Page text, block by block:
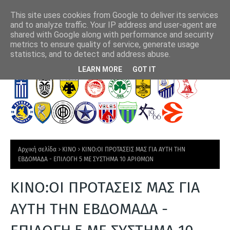
Ε
Υ
Τ
Ι
Α
Ε
της "Στη κούρσα απόκτησης του Αριάγκα η ΑΕΚ"
Αρχική σελίδα ΚΙΝΟ
ΚΙΝΟ:ΟΙ ΠΡΟΤΑΣΕΙΣ ΜΑΣ ΓΙΑ ΑΥΤΗ ΤΗΝ
ΕΒΔΟΜΑΔΑ - ΕΠΙΛΟΓΗ 5 ΜΕ ΣΥΣΤΗΜΑ 10 ΑΡΙΘΜΩΝ
ΚΙΝΟ:ΟΙ ΠΡΟΤΑΣΕΙΣ ΜΑΣ ΓΙΑ
ΑΥΤΗ ΤΗΝ ΕΒΔΟΜΑΔΑ -
This site uses cookies from Google to deliver its services
and to analyze traffic. Your IP address and user-agent are
shared with Google along with performance and security
metrics to ensure quality of service, generate usage
statistics, and to detect and address abuse.
LEARN MORE GOT IT